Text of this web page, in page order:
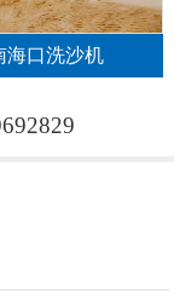
海口洗沙机